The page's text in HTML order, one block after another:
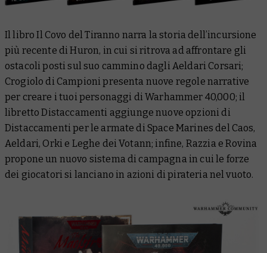
Il libroIl Covo del Tiranno narra la storia dell’incursione
più recente di Huron, in cui si ritrova ad affrontare gli
ostacoli posti sul suo cammino dagli Aeldari Corsari;
Crogiolo di Campioni presenta nuove regole narrative
per creare i tuoi personaggi di Warhammer 40,000; il
librettoDistaccamenti aggiunge nuove opzioni di
Distaccamenti per le armate di Space Marines del Caos,
Aeldari, Orki e Leghe dei Votann; infine, Razzia e Rovina
propone un nuovo sistema di campagna in cui le forze
dei giocatori si lanciano in azioni di pirateria nel vuoto.